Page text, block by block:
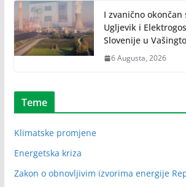
I zvanično okončan
Ugljevik i
Slovenije u
6 Augusta, 2026
Teme
Klimatske promjene
Energetska kriza
Zakon o obnovljivim izvorima energije